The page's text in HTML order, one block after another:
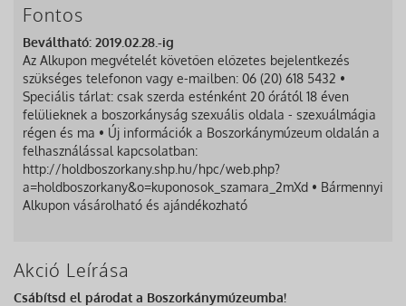
Fontos
Beváltható: 2019.02.28.-ig
Az Alkupon megvételét követően előzetes bejelentkezés
szükséges telefonon vagy e-mailben: 06 (20) 618 5432 •
Speciális tárlat: csak szerda esténként 20 órától 18 éven
felülieknek a boszorkányság szexuális oldala - szexuálmágia
régen és ma • Új információk a Boszorkánymúzeum oldalán a
felhasználással kapcsolatban:
http://holdboszorkany.shp.hu/hpc/web.php?
a=holdboszorkany&o=kuponosok_szamara_2mXd • Bármennyi
Alkupon vásárolható és ajándékozható
Akció Leírása
Csábítsd el párodat a Boszorkánymúzeumba!